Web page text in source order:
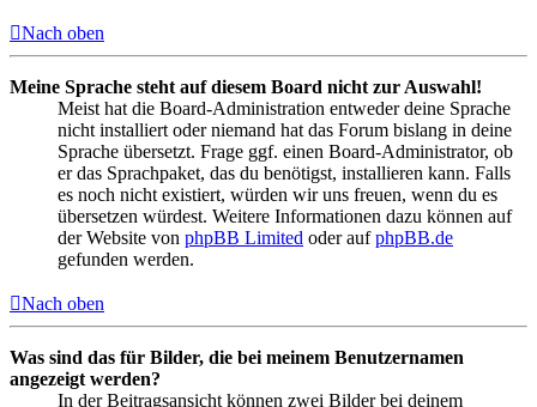
Nach oben
Meine Sprache steht auf diesem Board nicht zur Auswahl!
Meist hat die Board-Administration entweder deine Sprache
nicht installiert oder niemand hat das Forum bislang in deine
Sprache übersetzt. Frage ggf. einen Board-Administrator, ob
er das Sprachpaket, das du benötigst, installieren kann. Falls
es noch nicht existiert, würden wir uns freuen, wenn du es
übersetzen würdest. Weitere Informationen dazu können auf
der Website von phpBB Limited oder aufphpBB.de
gefunden werden.
Nach oben
Was sind das für Bilder, die bei meinem Benutzernamen
angezeigt werden?
In der Beitragsansicht können zwei Bilder bei deinem